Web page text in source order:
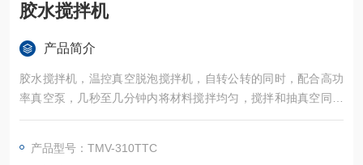
胶水搅拌机
产品简介
胶水搅拌机，温控真空脱泡搅拌机，自转公转的同时，配合高功
率真空泵，几秒至几分钟内将材料搅拌均匀，搅拌和抽真空同步
完成。
产品型号：TMV-310TTC